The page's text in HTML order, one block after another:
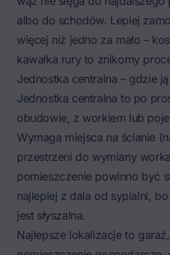
albo do schodów. Lepiej
więcej niż jedno za mało –
kawałka rury to znikomy
Jednostka centralna – gdzie
Jednostka centralna to po
obudowie, z workiem lub
Wymaga miejsca na ścianie
przestrzeni do wymiany
pomieszczenie powinno być
najlepiej z dala od sypialni,
jest słyszalna.
Najlepsze lokalizacje to